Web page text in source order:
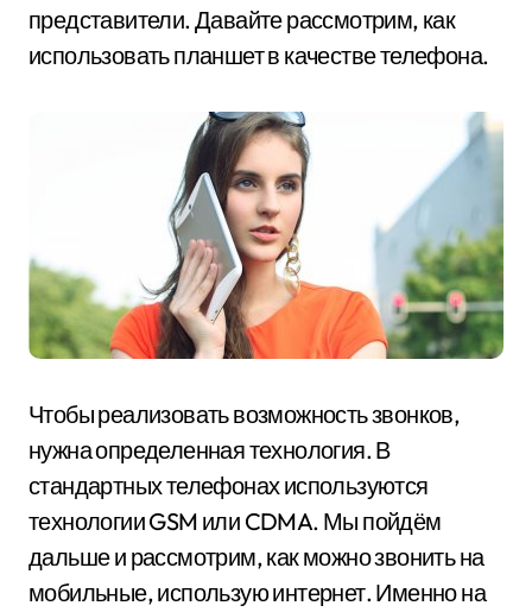
представители. Давайте рассмотрим, как
использовать планшет в качестве телефона.
Чтобы реализовать возможность звонков,
нужна определенная технология. В
стандартных телефонах используются
технологии GSM или CDMA. Мы пойдём
дальше и рассмотрим, как можно звонить на
мобильные, использую интернет. Именно на